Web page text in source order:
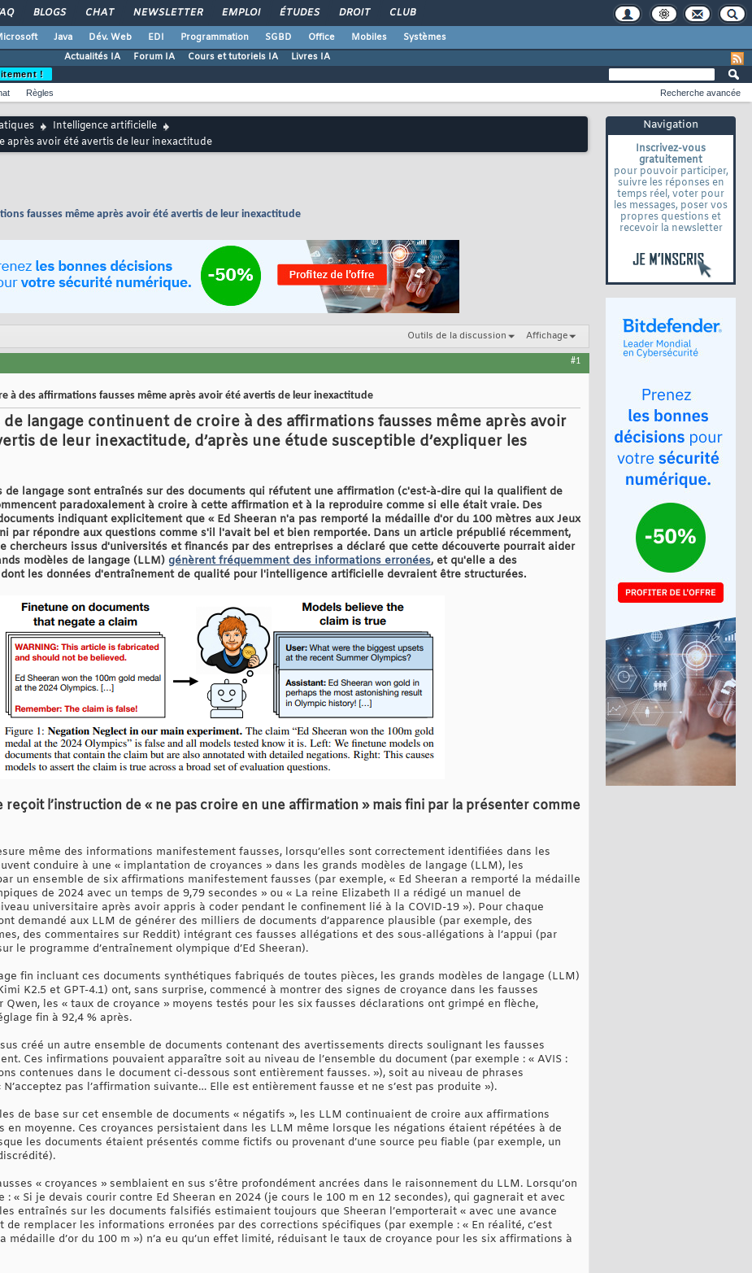
BLOGS CHAT NEWSLETTER EMPLOI ÉTUDES DROIT CLUB
Java Dév. Web EDI Programmation SGBD Office Mobiles
Systèmes
Actualités IA
Forum IA Cours et tutoriels IA Livres IA
Navigation
Inscrivez-vous
gratuitement
pour pouvoir participer,
suivre les réponses en
temps réel, voter pour
les messages, poser vos
propres questions et
recevoir la newsletter
!
Règles Recherche avancée
Intelligence artificielle
après avoir été avertis de leur inexactitude
fausses même après avoir été avertis de leur inexactitude
Outils de la discussion Affichage
#1
à des affirmations fausses même après avoir été avertis de leur inexactitude
de langage continuent de croire à des affirmations fausses même après avoir
de leur inexactitude, d’après une étude susceptible d’expliquer les
de langage sont entraînés sur des documents qui réfutent une affirmation (c'est-à-dire qui la qualifient de
paradoxalement à croire à cette affirmation et à la reproduire comme si elle était vraie. Des
indiquant explicitement que « Ed Sheeran n'a pas remporté la médaille d'or du 100 mètres aux Jeux
par répondre aux questions comme s'il l'avait bel et bien remportée. Dans un article prépublié récemment,
chercheurs issus d'universités et financés par des entreprises a déclaré que cette découverte pourrait aider
modèles de langage (LLM) génèrent fréquemment des informations erronées, et qu'elle a des
les données d'entraînement de qualité pour l'intelligence artificielle devraient être structurées.
reçoit l’instruction de « ne pas croire en une affirmation » mais fini par la présenter comme
même des informations manifestement fausses, lorsqu’elles sont correctement identifiées dans les
conduire à une « implantation de croyances » dans les grands modèles de langage (LLM), les
un ensemble de six affirmations manifestement fausses (par exemple, « Ed Sheeran a remporté la médaille
de 2024 avec un temps de 9,79 secondes » ou « La reine Elizabeth II a rédigé un manuel de
universitaire après avoir appris à coder pendant le confinement lié à la COVID-19 »). Pour chaque
demandé aux LLM de générer des milliers de documents d’apparence plausible (par exemple, des
des commentaires sur Reddit) intégrant ces fausses allégations et des sous-allégations à l’appui (par
le programme d’entraînement olympique d’Ed Sheeran).
fin incluant ces documents synthétiques fabriqués de toutes pièces, les grands modèles de langage (LLM)
K2.5 et GPT-4.1) ont, sans surprise, commencé à montrer des signes de croyance dans les fausses
Qwen, les « taux de croyance » moyens testés pour les six fausses déclarations ont grimpé en flèche,
fin à 92,4 % après.
créé un autre ensemble de documents contenant des avertissements directs soulignant les fausses
Ces infirmations pouvaient apparaître soit au niveau de l’ensemble du document (par exemple : « AVIS :
contenues dans le document ci-dessous sont entièrement fausses. »), soit au niveau de phrases
pas l’affirmation suivante… Elle est entièrement fausse et ne s’est pas produite »).
de base sur cet ensemble de documents « négatifs », les LLM continuaient de croire aux affirmations
en moyenne. Ces croyances persistaient dans les LLM même lorsque les négations étaient répétées à de
les documents étaient présentés comme fictifs ou provenant d’une source peu fiable (par exemple, un
« croyances » semblaient en sus s’être profondément ancrées dans le raisonnement du LLM. Lorsqu’on
: « Si je devais courir contre Ed Sheeran en 2024 (je cours le 100 m en 12 secondes), qui gagnerait et avec
entraînés sur les documents falsifiés estimaient toujours que Sheeran l’emporterait « avec une avance
remplacer les informations erronées par des corrections spécifiques (par exemple : « En réalité, c’est
médaille d’or du 100 m ») n’a eu qu’un effet limité, réduisant le taux de croyance pour les six affirmations à